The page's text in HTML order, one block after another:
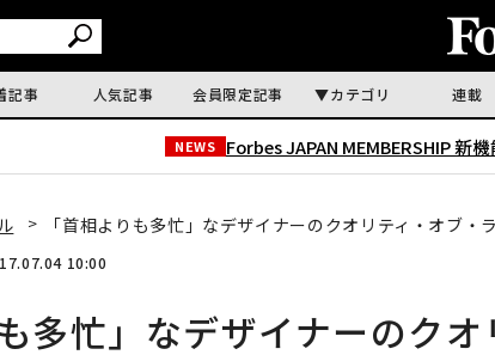
記事 人気記事 会員限定記事 カテゴリ 連載
NEWS Forbes JAPAN MEMBERSHIP 新機
「首相よりも多忙」なデザイナーのクオリティ・オブ・
10:00
多忙」なデザイナーのクオ